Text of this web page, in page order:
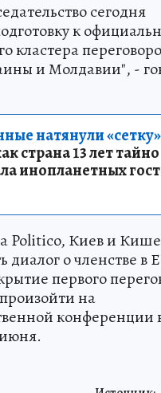
сегодня
к
кластера
и Молдавии", -
натянули «сетку»
страна 13 лет тайно
инопланетных
Politico, Киев и
диалог о членстве в
первого
на
конференции